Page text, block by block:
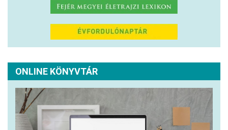
ONLINE KÖNYVTÁR